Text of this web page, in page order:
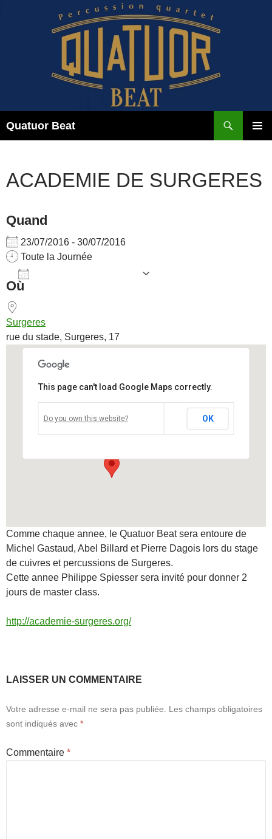
Quatuor Beat
ACADEMIE DE SURGERES
Quand
23/07/2016 - 30/07/2016
Toute la Journée
Où
Surgeres
rue du stade, Surgeres, 17
Voir Évènements
This page can't load Google Maps correctly.
Do you own this website? OK
Comme chaque annee, le Quatuor Beat sera entoure de
Michel Gastaud, Abel Billard et Pierre Dagois lors du stage
de cuivres et percussions de Surgeres.
Cette annee Philippe Spiesser sera invité pour donner 2
jours de master class.
http://academie-surgeres.org/
LAISSER UN COMMENTAIRE
Votre adresse e-mail ne sera pas publiée.
Les champs obligatoires
sont indiqués avec *
Commentaire *